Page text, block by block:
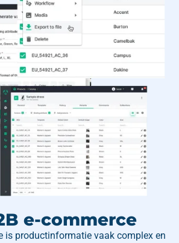
e-commerce
is productinformatie vaak complex en